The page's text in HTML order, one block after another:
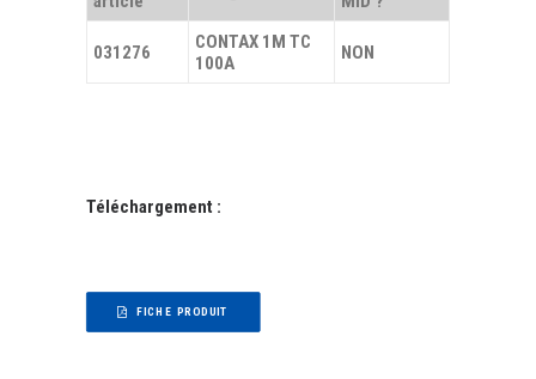
031276
CONTAX 1M TC
100A
NON
Téléchargement :
FICHE PRODUIT